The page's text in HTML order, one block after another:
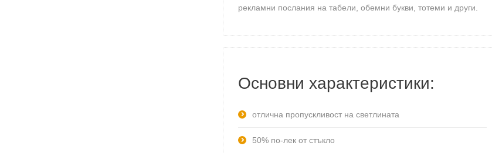
рекламни послания на табели, обемни букви, тотеми и други.
Основни характеристики:
отлична пропускливост на светлината
50% по-лек от стъкло